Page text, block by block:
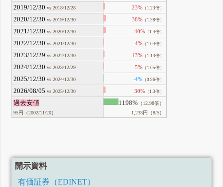
2019/12/30 vs 2018/12/28 23% （1.23倍）
2020/12/30 vs 2019/12/30 38% （1.38倍）
2021/12/30 vs 2020/12/30 40% （1.4倍）
2022/12/30 vs 2021/12/30 4% （1.04倍）
2023/12/29 vs 2022/12/30 13% （1.13倍）
2024/12/30 vs 2023/12/29 5% （1.05倍）
2025/12/30 vs 2024/12/30 -4% （0.96倍）
2026/08/05 vs 2025/12/30 30% （1.3倍）
過去安値
95円（2002/11/20）
1198% （12.98倍）
1,233円（8/5）
開示資料
有価証券（EDINET）